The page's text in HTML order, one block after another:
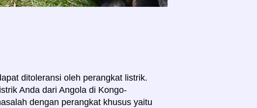
ditoleransi oleh perangkat listrik.
Anda dari Angola di Kongo-
dengan perangkat khusus yaitu